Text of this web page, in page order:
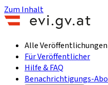
Zum Inhalt
Alle Veröffentlichungen
Für Veröffentlicher
Hilfe & FAQ
Benachrichtigungs-Abo